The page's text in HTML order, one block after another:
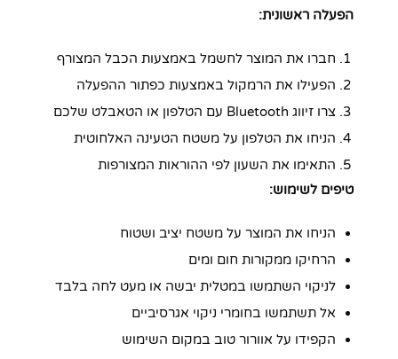
הפעלה ראשונית:
חברו את המוצר לחשמל באמצעות הכבל המצורף
הפעילו את הרמקול באמצעות כפתור ההפעלה
צרו זיווג Bluetooth עם הטלפון או הטאבלט שלכם
הניחו את הטלפון על משטח הטעינה האלחוטית
התאימו את השעון לפי ההוראות המצורפות
טיפים לשימוש:
הניחו את המוצר על משטח יציב ושטוח
הרחיקו ממקורות חום ומים
לניקוי השתמשו במטלית יבשה או מעט לחה בלבד
אל תשתמשו בחומרי ניקוי אגרסיביים
הקפידו על אוורור טוב במקום השימוש